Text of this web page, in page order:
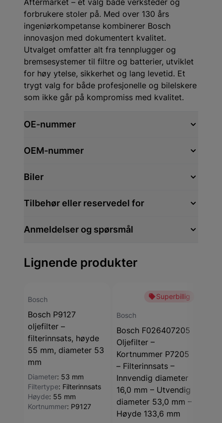
Aftermarket – et valg både verksteder og
forbrukere stoler på. Med over 130 års
ingeniørkompetanse kombinerer Bosch
innovasjon med dokumentert kvalitet.
Utvalget omfatter alt fra tennplugger og
bremsesystemer til filtre og batterier, utviklet
for høy ytelse, sikkerhet og lang levetid. Et
trygt valg for både profesjonelle og bilelskere
som ikke går på kompromiss med kvalitet.
OE-nummer
OEM-nummer
Biler
Tilbehør eller reservedel for
Anmeldelser og spørsmål
Lignende produkter
Bosch
Bosch P9127
oljefilter –
filterinnsats, høyde
55 mm, diameter 53
mm
Diameter: 53 mm
Filtertype: Filterinnsats
Høyde: 55 mm
Kortnummer: P9127
Superbillig
Bosch
Bosch F026407205
Oljefilter –
Kortnummer P7205
– Filterinnsats –
Innvendig diameter
16,0 mm – Utvendig
diameter 53,0 mm –
Høyde 133,6 mm